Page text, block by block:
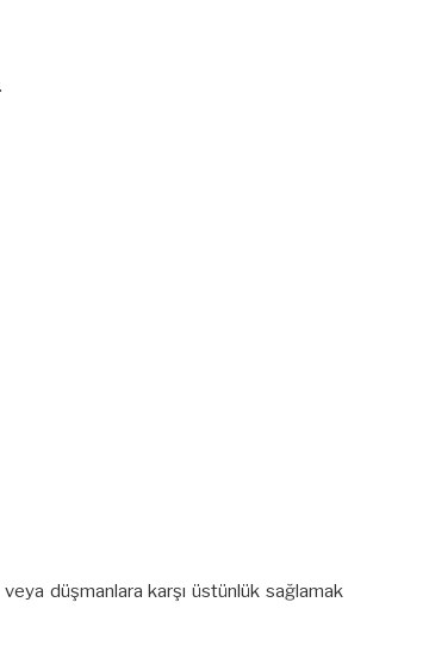
veya düşmanlara karşı üstünlük sağlamak